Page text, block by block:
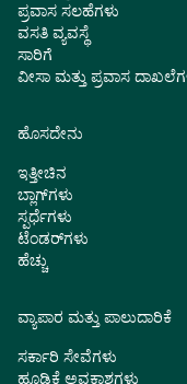
ಪ್ರವಾಸ ಸಲಹೆಗಳು
ವಸತಿ ವ್ಯವಸ್ಥೆ
ಸಾರಿಗೆ
ವೀಸಾ ಮತ್ತು ಪ್ರವಾಸ
ಹೊಸದೇನು
ಇತ್ತೀಚಿನ
ಬ್ಲಾಗ್‌ಗಳು
ಸ್ಪರ್ಧೆಗಳು
ಟೆಂಡರ್‌ಗಳು
ಹೆಚ್ಚು
ವ್ಯಾಪಾರ ಮತ್ತು ಪಾಲುದಾರಿಕೆ
ಸರ್ಕಾರಿ ಸೇವೆಗಳು
ಹೂಡಿಕೆ ಅವಕಾಶಗಳು